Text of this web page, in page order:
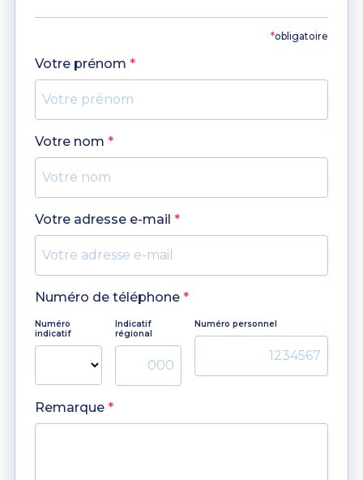
*obligatoire
Votre prénom *
Votre nom *
Votre adresse e-mail *
Numéro de téléphone *
Numéro
indicatif
Indicatif
régional
Numéro personnel
Remarque *